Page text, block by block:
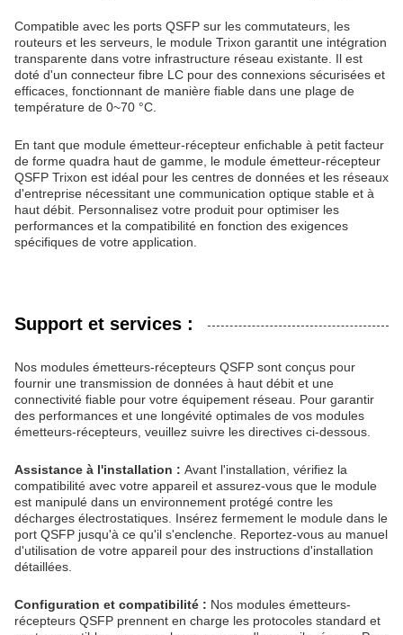
Compatible avec les ports QSFP sur les commutateurs, les
routeurs et les serveurs, le module Trixon garantit une intégration
transparente dans votre infrastructure réseau existante. Il est
doté d'un connecteur fibre LC pour des connexions sécurisées et
efficaces, fonctionnant de manière fiable dans une plage de
température de 0~70 °C.
En tant que module émetteur-récepteur enfichable à petit facteur
de forme quadra haut de gamme, le module émetteur-récepteur
QSFP Trixon est idéal pour les centres de données et les réseaux
d'entreprise nécessitant une communication optique stable et à
haut débit. Personnalisez votre produit pour optimiser les
performances et la compatibilité en fonction des exigences
spécifiques de votre application.
Support et services :
Nos modules émetteurs-récepteurs QSFP sont conçus pour
fournir une transmission de données à haut débit et une
connectivité fiable pour votre équipement réseau. Pour garantir
des performances et une longévité optimales de vos modules
émetteurs-récepteurs, veuillez suivre les directives ci-dessous.
Assistance à l'installation : Avant l'installation, vérifiez la
compatibilité avec votre appareil et assurez-vous que le module
est manipulé dans un environnement protégé contre les
décharges électrostatiques. Insérez fermement le module dans le
port QSFP jusqu'à ce qu'il s'enclenche. Reportez-vous au manuel
d'utilisation de votre appareil pour des instructions d'installation
détaillées.
Configuration et compatibilité : Nos modules émetteurs-
récepteurs QSFP prennent en charge les protocoles standard et